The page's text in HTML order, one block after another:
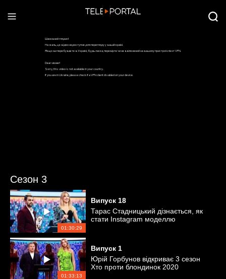
Сезон 3
01:30:29
Випуск 18
Тарас Стадницький дізнається, як
стати Instagram моделлю
01:33:13
Випуск 1
Юрій Горбунов відкриває 3 сезон
Хто проти блондинок 2020